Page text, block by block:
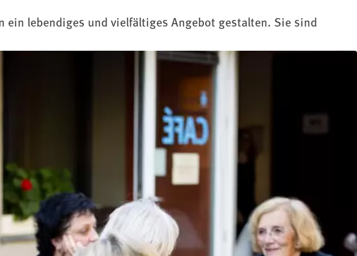
lebendiges und vielfältiges Angebot gestalten. Sie sind